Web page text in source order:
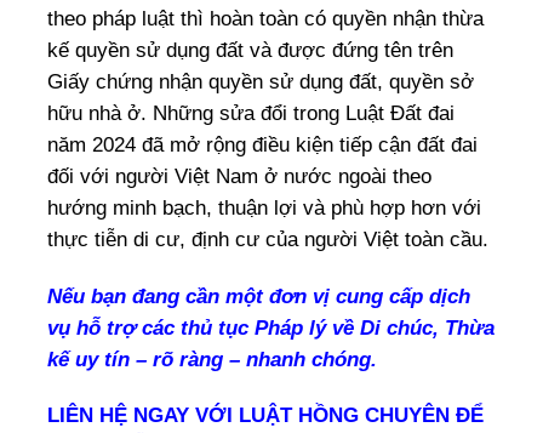
theo pháp luật thì hoàn toàn có quyền nhận thừa
kế quyền sử dụng đất và được đứng tên trên
Giấy chứng nhận quyền sử dụng đất, quyền sở
hữu nhà ở. Những sửa đổi trong Luật Đất đai
năm 2024 đã mở rộng điều kiện tiếp cận đất đai
đối với người Việt Nam ở nước ngoài theo
hướng minh bạch, thuận lợi và phù hợp hơn với
thực tiễn di cư, định cư của người Việt toàn cầu.
Nếu bạn đang cần một đơn vị cung cấp dịch
vụ hỗ trợ các thủ tục Pháp lý về Di chúc, Thừa
kế uy tín – rõ ràng – nhanh chóng.
LIÊN HỆ NGAY VỚI LUẬT HỒNG CHUYÊN ĐỂ